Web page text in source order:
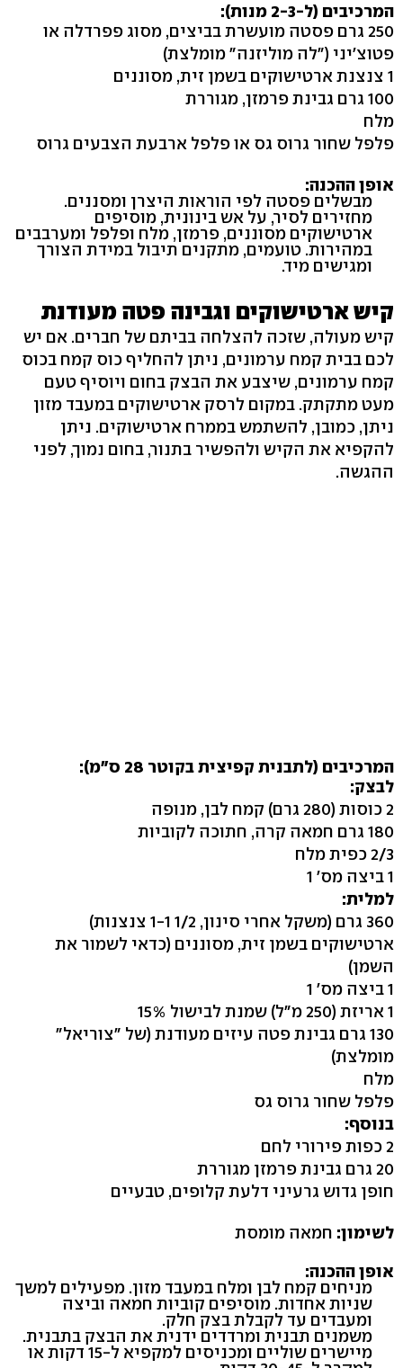
המרכיבים (ל-2-3 מנות):
250 גרם פסטה מועשרת בביצים, מסוג פפרדלה או
פטוצ'יני ("לה מוליזנה" מומלצת)
1 צנצנת ארטישוקים בשמן זית, מסוננים
100 גרם גבינת פרמזן, מגוררת
מלח
פלפל שחור גרוס גס או פלפל ארבעת הצבעים גרוס
אופן ההכנה:
מבשלים פסטה לפי הוראות היצרן ומסננים.
מחזירים לסיר, על אש בינונית, מוסיפים
ארטישוקים מסוננים, פרמזן, מלח ופלפל ומערבבים
במהירות. טועמים, מתקנים תיבול במידת הצורך
ומגישים מיד.
קיש ארטישוקים וגבינה פטה מעודנת
קיש מעולה, שזכה להצלחה בביתם של חברים. אם יש
לכם בבית קמח ערמונים, ניתן להחליף כוס קמח בכוס
קמח ערמונים, שיצבע את הבצק בחום ויוסיף טעם
מעט מתקתק. במקום לרסק ארטישוקים במעבד מזון
ניתן, כמובן, להשתמש בממרח ארטישוקים. ניתן
להקפיא את הקיש ולהפשיר בתנור, בחום נמוך, לפני
ההגשה.
המרכיבים (לתבנית קפיצית בקוטר 28 ס"מ):
לבצק:
2 כוסות (280 גרם) קמח לבן, מנופה
180 גרם חמאה קרה, חתוכה לקוביות
2/3 כפית מלח
1 ביצה מס' 1
למלית:
360 גרם (משקל אחרי סינון, 1/2 1-1 צנצנות)
ארטישוקים בשמן זית, מסוננים (כדאי לשמור את
השמן)
1 ביצה מס' 1
1 אריזת (250 מ"ל) שמנת לבישול 15%
130 גרם גבינת פטה עיזים מעודנת (של "צוריאל"
מומלצת)
מלח
פלפל שחור גרוס גס
בנוסף:
2 כפות פירורי לחם
20 גרם גבינת פרמזן מגוררת
חופן גדוש גרעיני דלעת קלופים, טבעיים
לשימון: חמאה מומסת
אופן ההכנה:
מניחים קמח לבן ומלח במעבד מזון. מפעילים למשך
שניות אחדות. מוסיפים קוביות חמאה וביצה
ומעבדים עד לקבלת בצק חלק.
משמנים תבנית ומרדדים ידנית את הבצק בתבנית.
מיישרים שוליים ומכניסים למקפיא ל-15 דקות או